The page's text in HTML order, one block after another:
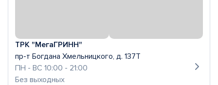
ТРК "МегаГРИНН"
пр-т Богдана Хмельницкого, д. 137Т
ПН - ВС 10:00 - 21:00
Без выходных